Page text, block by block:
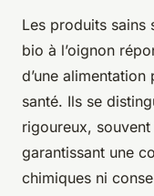
Les produits sains
bio à l’oignon
d’une
santé. Ils se
rigoureux,
garantissant une
chimiques ni